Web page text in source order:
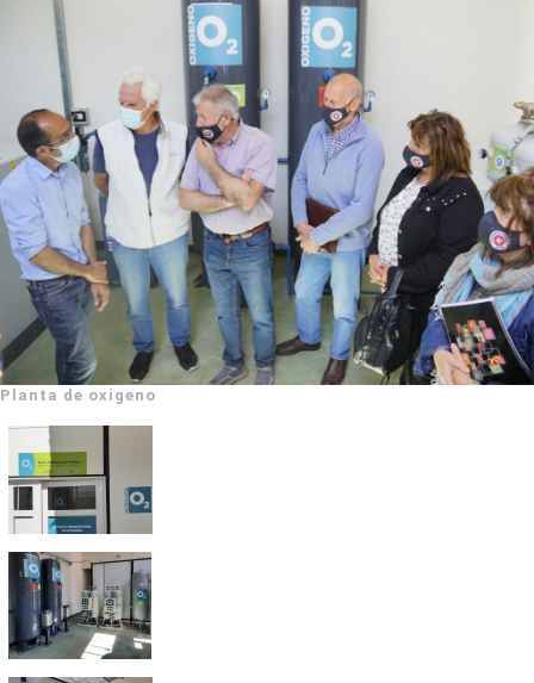
Planta de oxigeno